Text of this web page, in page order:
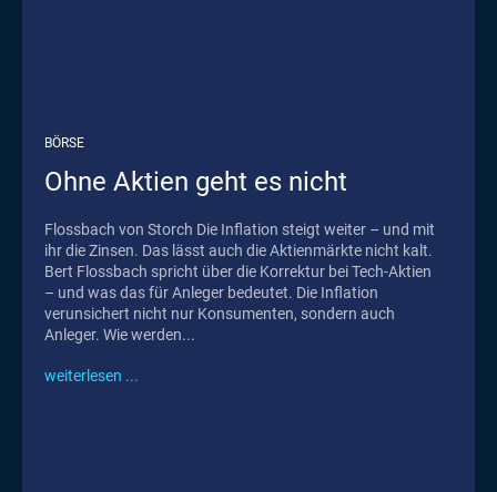
BÖRSE
Ohne Aktien geht es nicht
Flossbach von Storch Die Inflation steigt weiter – und mit
ihr die Zinsen. Das lässt auch die Aktienmärkte nicht kalt.
Bert Flossbach spricht über die Korrektur bei Tech-Aktien
– und was das für Anleger bedeutet. Die Inflation
verunsichert nicht nur Konsumenten, sondern auch
Anleger. Wie werden...
weiterlesen ...